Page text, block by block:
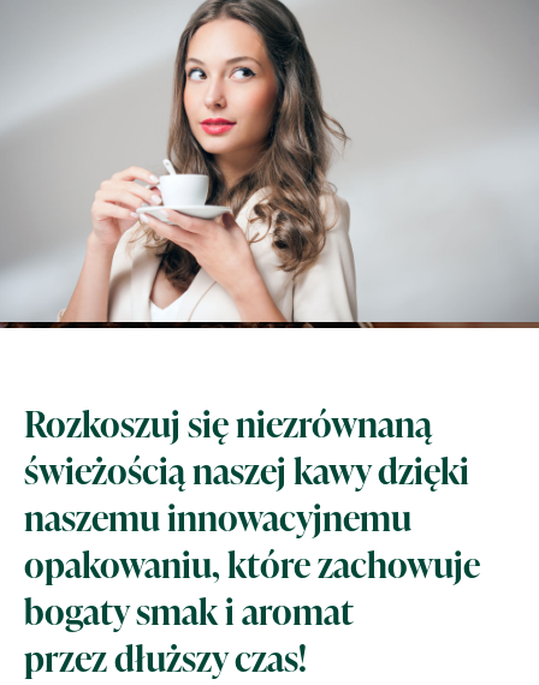
Rozkoszuj się niezrównaną
świeżością naszej kawy dzięki
naszemu innowacyjnemu
opakowaniu, które zachowuje
bogaty smak i aromat
przez dłuższy czas!